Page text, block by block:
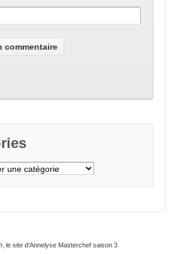
le site d'Annelyse Masterchef saison 3